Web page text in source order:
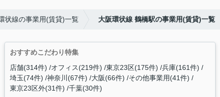
状線の事業用(賃貸)一覧 大阪環状線 鶴橋駅の事業用(賃貸)一覧
おすすめこだわり特集
店舗(314件) オフィス(219件) 東京23区(175件) 兵庫(161件)
埼玉(74件) 神奈川(67件) 大阪(66件) その他事業用(41件)
東京23区外(31件) 千葉(30件)